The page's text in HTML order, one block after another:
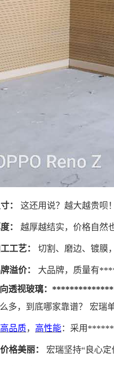
： 这还用说？越大越贵呗！
： 越厚越结实，价格自然
工艺： 切割、磨边、镀膜
溢价：
大品牌，质量有
透视玻璃：***************
多，到底哪家靠谱？
宏瑞
高品质 ， 高性能：采用
价格美丽： 宏瑞坚持“良心